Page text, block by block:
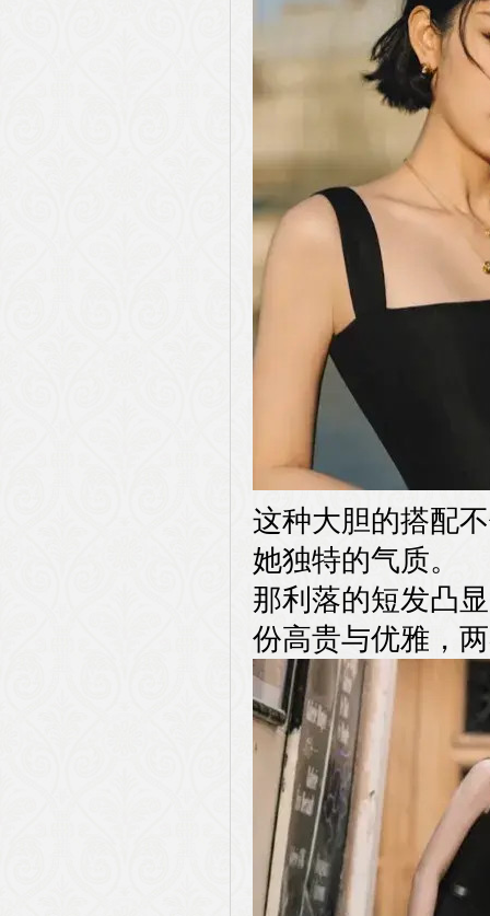
这种大胆的搭配
她独特的气质。
那利落的短发凸
份高贵与优雅，